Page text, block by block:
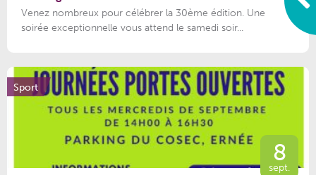
Venez nombreux pour célébrer la 30ème édition. Une
soirée exceptionnelle vous attend le samedi soir...
Sport
8
sept.